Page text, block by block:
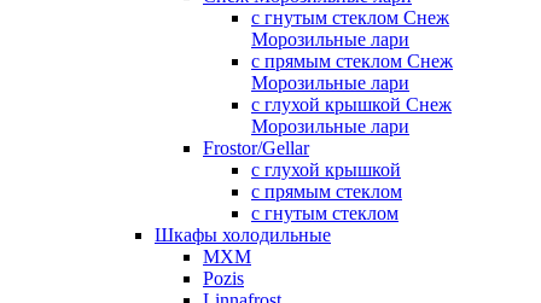
с гнутым стеклом Снеж
Морозильные лари
с прямым стеклом Снеж
Морозильные лари
с глухой крышкой Снеж
Морозильные лари
Frostor/Gellar
с глухой крышкой
с прямым стеклом
с гнутым стеклом
Шкафы холодильные
МХМ
Pozis